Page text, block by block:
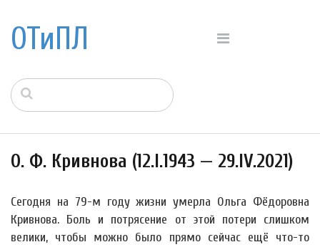
ОТиПЛ
О. Ф. Кривнова (12.I.1943 — 29.IV.2021)
Сегодня на 79-м году жизни умерла Ольга Фёдоровна
Кривнова. Боль и потрясение от этой потери слишком
велики, чтобы можно было прямо сейчас ещё что-то